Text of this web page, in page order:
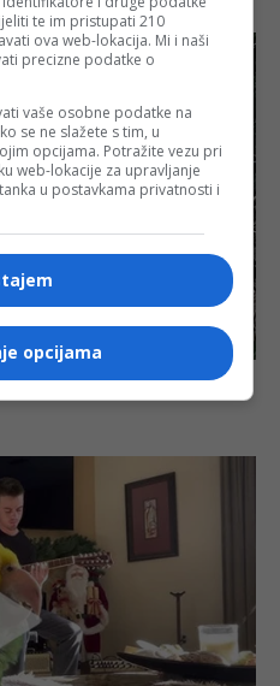
te im pristupati 210
ova web-lokacija. Mi i naši
precizne podatke o
vaše osobne podatke na
se ne slažete s tim, u
opcijama. Potražite vezu pri
web-lokacije za upravljanje
u postavkama privatnosti i
opcijama